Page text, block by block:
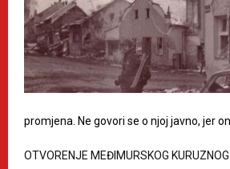
promjena. Ne govori se o njoj javno, jer
OTVORENJE MEĐIMURSKOG